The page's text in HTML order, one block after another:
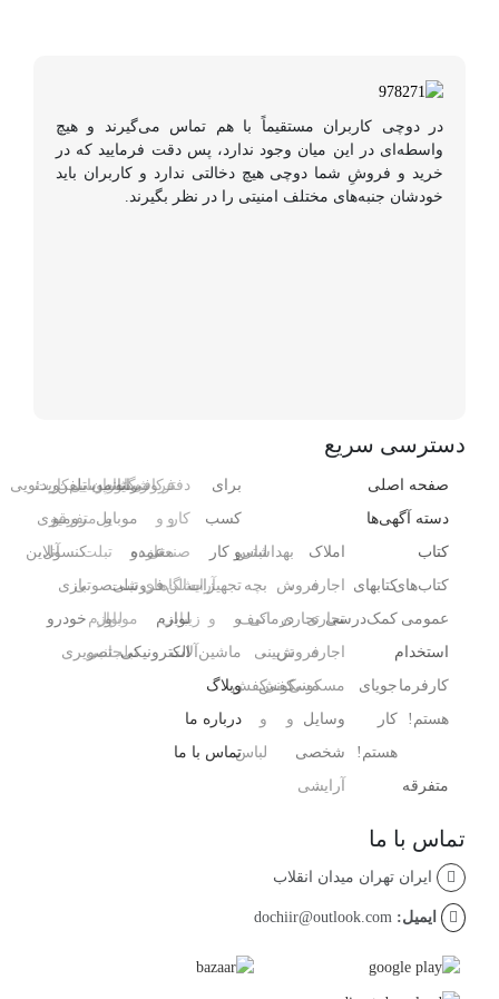
در دوچی کاربران مستقیماً با هم تماس می‌گیرند و هیچ
واسطه‌ای در این میان وجود ندارد، پس دقت فرمایید که در
خرید و فروشِ شما دوچی هیچ دخالتی ندارد و کاربران باید
خودشان جنبه‌های مختلف امنیتی را در نظر بگیرند.
دسترسی سریع
صفحه اصلی
دسته آگهی‌ها
کتاب
کتاب‌های
عمومی
کتابهای
کمک‌درسی
استخدام
کارفرما
هستم!
جویای
کار
هستم!
متفرقه
املاک
اجاره
تجاری
اجاره
مسکونی
فروش
تجاری
فروش
مسکونی
وسایل
شخصی
آرایشی ،
بهداشتی
،
درمانی
تزیینی
کفش
و
لباس
بچه
کیف
،
کفش
و
لباس
برای
کسب
و کار
تجهیزات
و
ماشین‌آلات
آرایشگاه
و
سالن‌های
زیبایی
دفتر
کار
صنعتی
فروشگاه
و
مغازه
کافی‌شاپ
و
رستوران
عمده
فروشی
لوازم
الکترونیکی
رایانه
موبایل
و
تبلت
موبایل
تبلت
لوازم
جانبی
موبایل
و
تبلت
سیم‌کارت
متفرقه
صوتی
و
تصویری
تلفن
رومیزی
کنسول،
بازی‌
ویدئویی
و
آنلاین
خودرو
وبلاگ
درباره ما
تماس با ما
تماس با ما
ایران تهران میدان انقلاب
ایمیل: dochiir@outlook.com